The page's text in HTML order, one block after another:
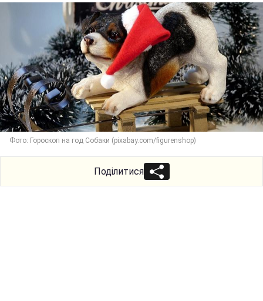
Фото: Гороскоп на год Собаки (pixabay.com/figurenshop)
Поділитися